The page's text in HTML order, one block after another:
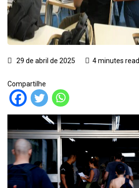
29 de abril de 2025 4 minutes read
Compartilhe